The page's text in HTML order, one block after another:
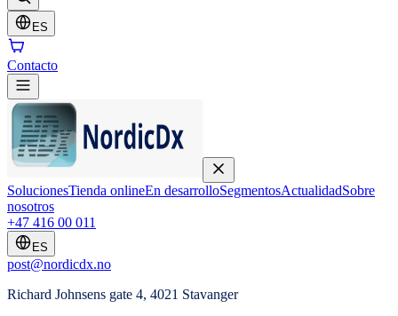
ES
Contacto
SolucionesTienda onlineEn desarrolloSegmentosActualidadSobre
nosotros
+47 416 00 011
ES
post@nordicdx.no
Richard Johnsens gate 4, 4021 Stavanger